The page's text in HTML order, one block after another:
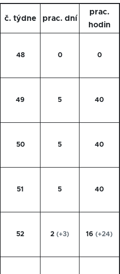
č. týdne prac. dní
prac.
hodin
48 0 0
49 5 40
50 5 40
51 5 40
52 2 (+3) 16 (+24)